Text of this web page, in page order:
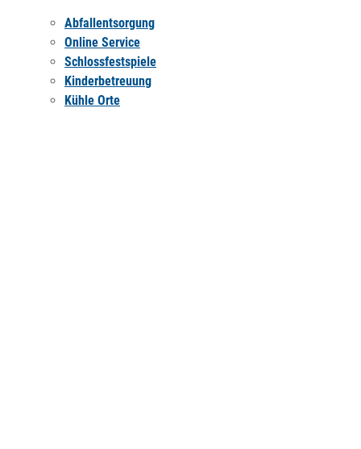
Abfallentsorgung
Online Service
Schlossfestspiele
Kinderbetreuung
Kühle Orte